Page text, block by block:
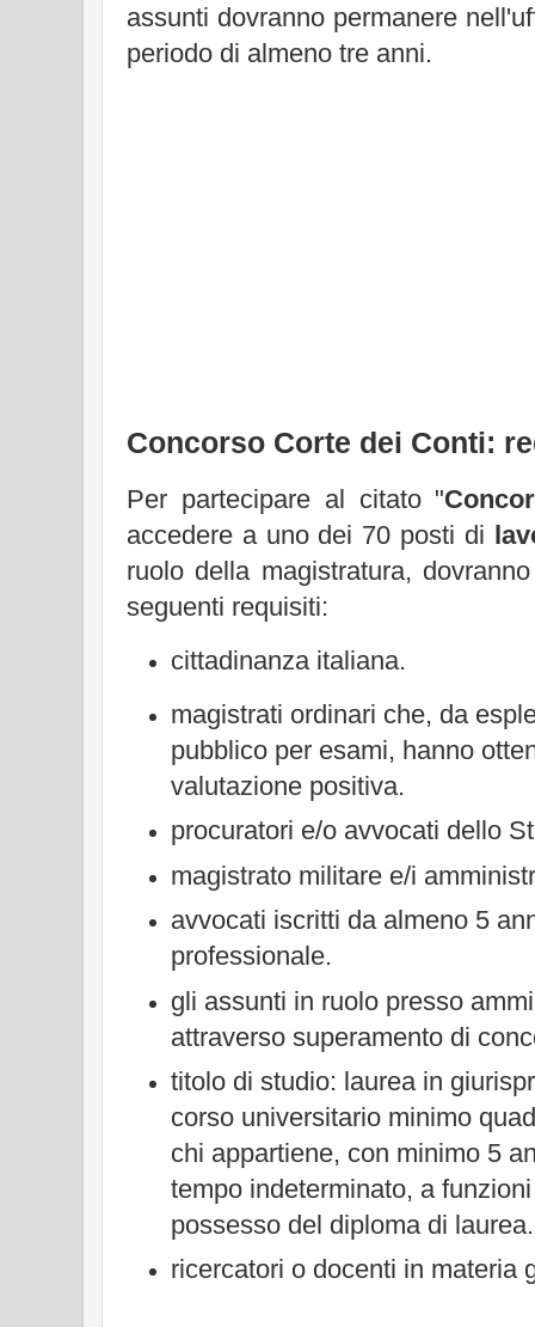
assunti dovranno permanere
periodo di almeno tre anni.
Concorso Corte dei Conti:
Per partecipare al citato "
accedere a uno dei 70 posti di
ruolo della magistratura,
seguenti requisiti:
cittadinanza italiana.
magistrati ordinari che, da
pubblico per esami, hanno
valutazione positiva.
procuratori e/o avvocati dello
magistrato militare e/i
avvocati iscritti da almeno 5
professionale.
gli assunti in ruolo presso
attraverso superamento di
titolo di studio: laurea in
corso universitario minimo
chi appartiene, con minimo 5
tempo indeterminato, a
possesso del diploma di laurea.
ricercatori o docenti in materia